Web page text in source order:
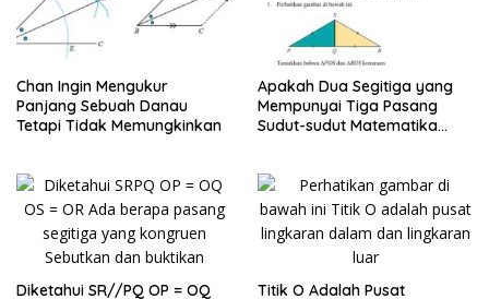
Chan Ingin Mengukur
Panjang Sebuah Danau
Tetapi Tidak Memungkinkan
Apakah Dua Segitiga yang
Mempunyai Tiga Pasang
Sudut-sudut Matematika
Diketahui SR//PQ OP = OQ
Titik O Adalah Pusat